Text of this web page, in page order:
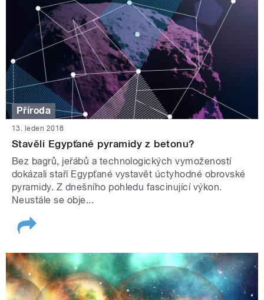
Příroda
13. leden 2018
Stavěli Egypťané pyramidy z betonu?
Bez bagrů, jeřábů a technologických vymožeností
dokázali staří Egypťané vystavět úctyhodné obrovské
pyramidy. Z dnešního pohledu fascinující výkon.
Neustále se obje...